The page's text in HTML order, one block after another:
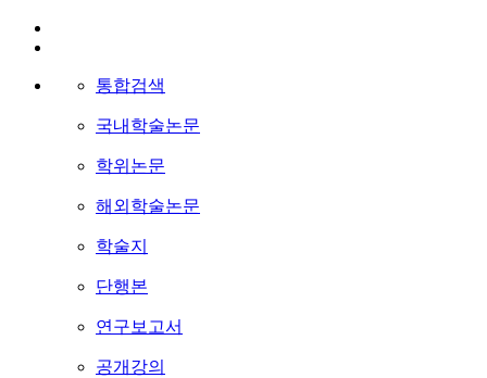
통합검색
국내학술논문
학위논문
해외학술논문
학술지
단행본
연구보고서
공개강의